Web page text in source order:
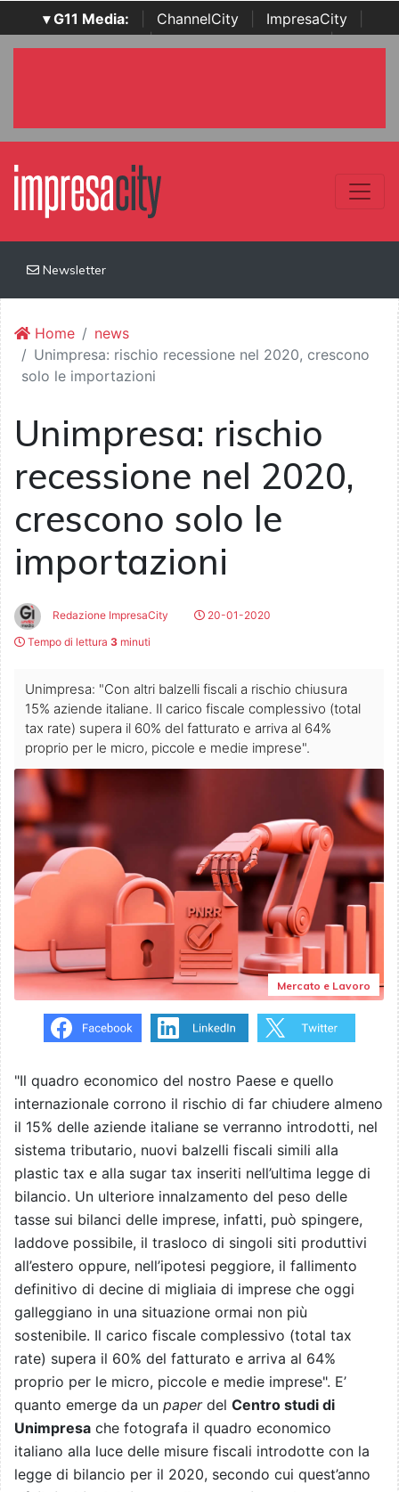
▾ G11 Media: ChannelCity ImpresaCity
SecurityOpenLab | Italian Channel Awards | Italian
Newsletter
Home
news
Unimpresa: rischio recessione nel 2020, crescono
solo le importazioni
Unimpresa: rischio
recessione nel 2020,
crescono solo le
importazioni
Redazione ImpresaCity
20-01-2020
Tempo di lettura 3 minuti
Unimpresa: "Con altri balzelli fiscali a rischio chiusura
15% aziende italiane. Il carico fiscale complessivo (total
tax rate) supera il 60% del fatturato e arriva al 64%
proprio per le micro, piccole e medie imprese".
Mercato e Lavoro
"Il quadro economico del nostro Paese e quello
internazionale corrono il rischio di far chiudere almeno
il 15% delle aziende italiane se verranno introdotti, nel
sistema tributario, nuovi balzelli fiscali simili alla
plastic tax e alla sugar tax inseriti nell’ultima legge di
bilancio. Un ulteriore innalzamento del peso delle
tasse sui bilanci delle imprese, infatti, può spingere,
laddove possibile, il trasloco di singoli siti produttivi
all’estero oppure, nell’ipotesi peggiore, il fallimento
definitivo di decine di migliaia di imprese che oggi
galleggiano in una situazione ormai non più
sostenibile. Il carico fiscale complessivo (total tax
rate) supera il 60% del fatturato e arriva al 64%
proprio per le micro, piccole e medie imprese". E’
quanto emerge da un paperdel Centro studi di
Unimpresa che fotografa il quadro economico
italiano alla luce delle misure fiscali introdotte con la
legge di bilancio per il 2020, secondo cui quest’anno